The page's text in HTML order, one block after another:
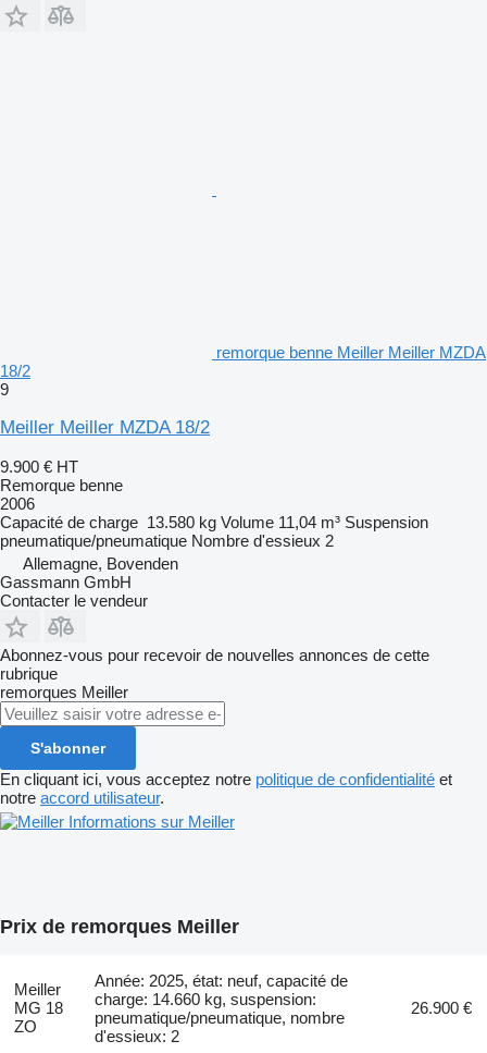
remorque benne Meiller Meiller MZDA
18/2
9
Meiller Meiller MZDA 18/2
9.900 € HT
Remorque benne
2006
Capacité de charge 13.580 kg Volume 11,04 m³ Suspension
pneumatique/pneumatique Nombre d'essieux 2
Allemagne, Bovenden
Gassmann GmbH
Contacter le vendeur
Abonnez-vous pour recevoir de nouvelles annonces de cette
rubrique
remorques Meiller
S'abonner
En cliquant ici, vous acceptez notre politique de confidentialité et
notre accord utilisateur.
Informations sur Meiller
Prix de remorques Meiller
Meiller
MG 18
ZO
Année: 2025, état: neuf, capacité de
charge: 14.660 kg, suspension:
pneumatique/pneumatique, nombre
d'essieux: 2
26.900 €